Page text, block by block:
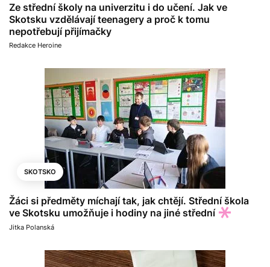
Ze střední školy na univerzitu i do učení. Jak ve
Skotsku vzdělávají teenagery a proč k tomu
nepotřebují přijímačky
Redakce Heroine
SKOTSKO
Žáci si předměty míchají tak, jak chtějí. Střední škola
ve Skotsku umožňuje i hodiny na jiné střední
Jitka Polanská